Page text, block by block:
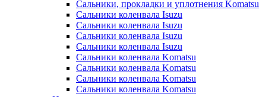
Сальники, прокладки и уплотнения Komatsu
Сальники коленвала Isuzu
Сальники коленвала Isuzu
Сальники коленвала Isuzu
Сальники коленвала Isuzu
Сальники коленвала Komatsu
Сальники коленвала Komatsu
Сальники коленвала Komatsu
Сальники коленвала Komatsu